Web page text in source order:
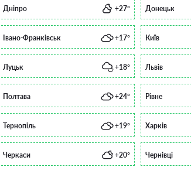
Дніпро +27° Донецьк
Івано-Франківськ +17° Київ
Луцьк +18° Львів
Полтава +24° Рівне
Тернопіль +19° Харків
Черкаси +20° Чернівці